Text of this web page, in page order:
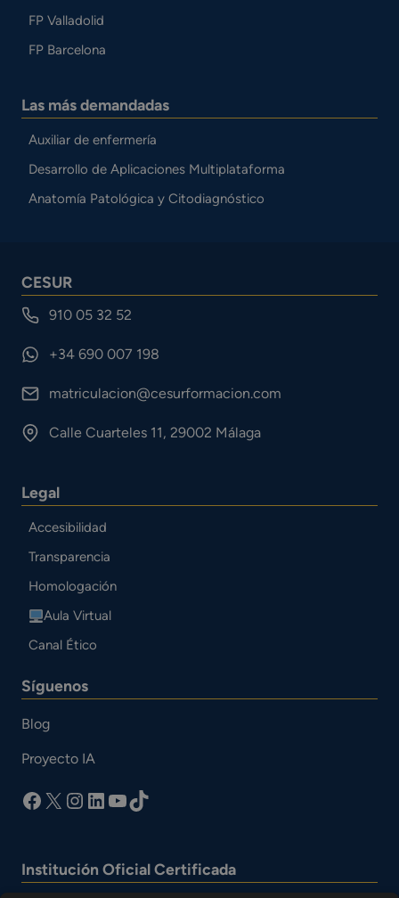
FP Valladolid
FP Barcelona
Las más demandadas
Auxiliar de enfermería
Desarrollo de Aplicaciones Multiplataforma
Anatomía Patológica y Citodiagnóstico
CESUR
910 05 32 52
+34 690 007 198
matriculacion@cesurformacion.com
Calle Cuarteles 11, 29002 Málaga
Legal
Accesibilidad
Transparencia
Homologación
Aula Virtual
Canal Ético
Síguenos
Blog
Proyecto IA
facebook
X Instagram
LinkedIn
YouTube
TikTok
Institución Oficial Certificada